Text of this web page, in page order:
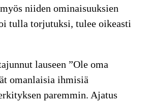
niiden ominaisuuksien
tulla torjutuksi, tulee oikeasti
lauseen ”Ole oma
omanlaisia ihmisiä
paremmin. Ajatus